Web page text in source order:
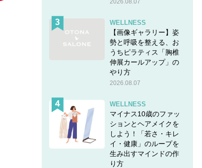
WELLNESS
【画像ギャラリー】姿
勢と呼吸を整える、お
うちピラティス「胸椎
伸展カールアップ」の
やり方
2026.08.07
WELLNESS
マイナス10歳のファッ
ションとヘアメイクを
しよう！「若さ・キレ
イ・健康」のループを
生み出すマインドの作
り方